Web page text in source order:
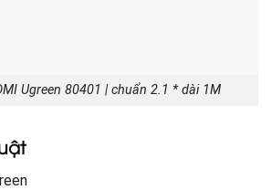
Ugreen 80401 | chuẩn 2.1 * dài 1M